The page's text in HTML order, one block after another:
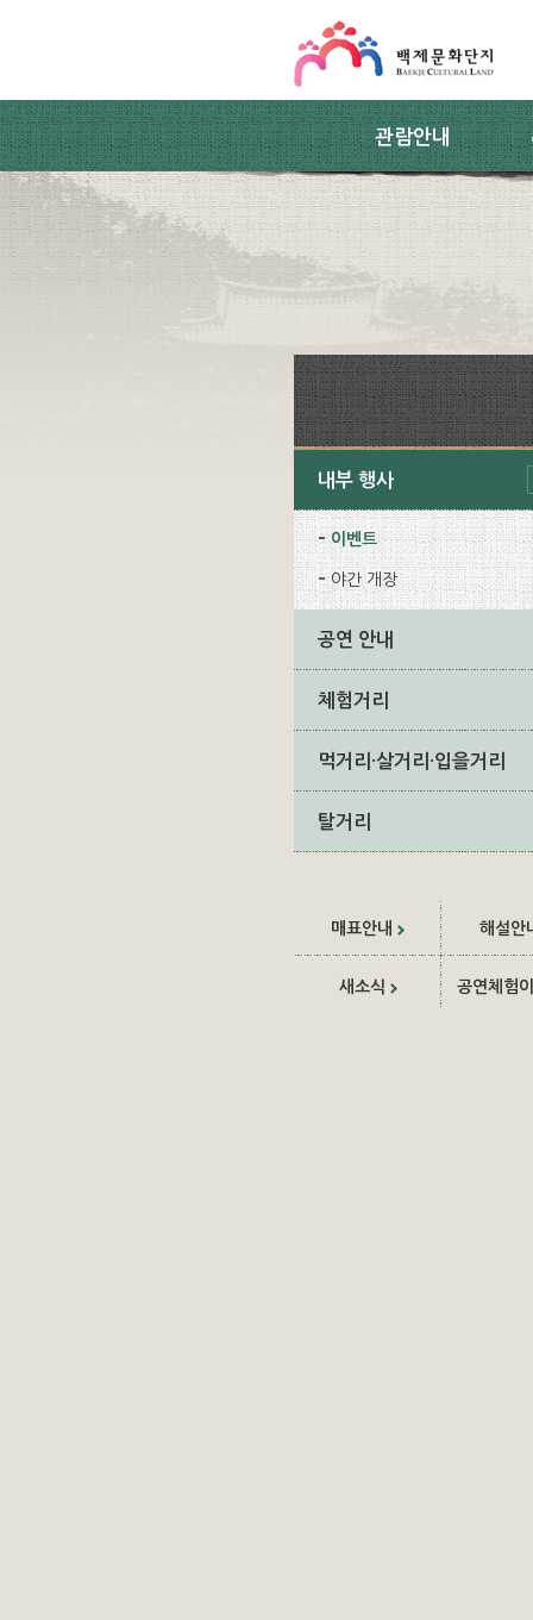
관람안내
내부 행사
이벤트
야간 개장
공연 안내
체험거리
먹거리·살거리·입을거리
탈거리
매표안내 해설안
새소식 공연체험